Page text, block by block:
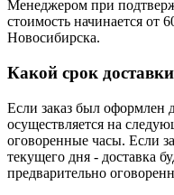
Менеджером при
стоимость начинается от
Новосибирска.
Какой срок
Если заказ был оформлен
осуществляется на
оговоренные часы. Если
текущего дня - доставка
предварительно